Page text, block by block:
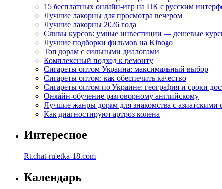
15 бесплатных онлайн-игр на ПК с русским
Лучшие лакорны для просмотра вечером
Лучшие лакорны 2026 года
Сливы курсов: умные инвестиции — дешевые
Лучшие подборки фильмов на Kinogo
Топ дорам с сильными диалогами
Комплексный подход к ремонту
Сигареты оптом Украина: максимальный выбор
Сигареты оптом: как обеспечить качество
Сигареты оптом по Украине: география и сроки
Онлайн-обучение разговорному английскому
Лучшие жанры дорам для знакомства с азиатскими
Как диагностируют артроз колена
Интересное
Rt.chat-ruletka-18.com
Календарь